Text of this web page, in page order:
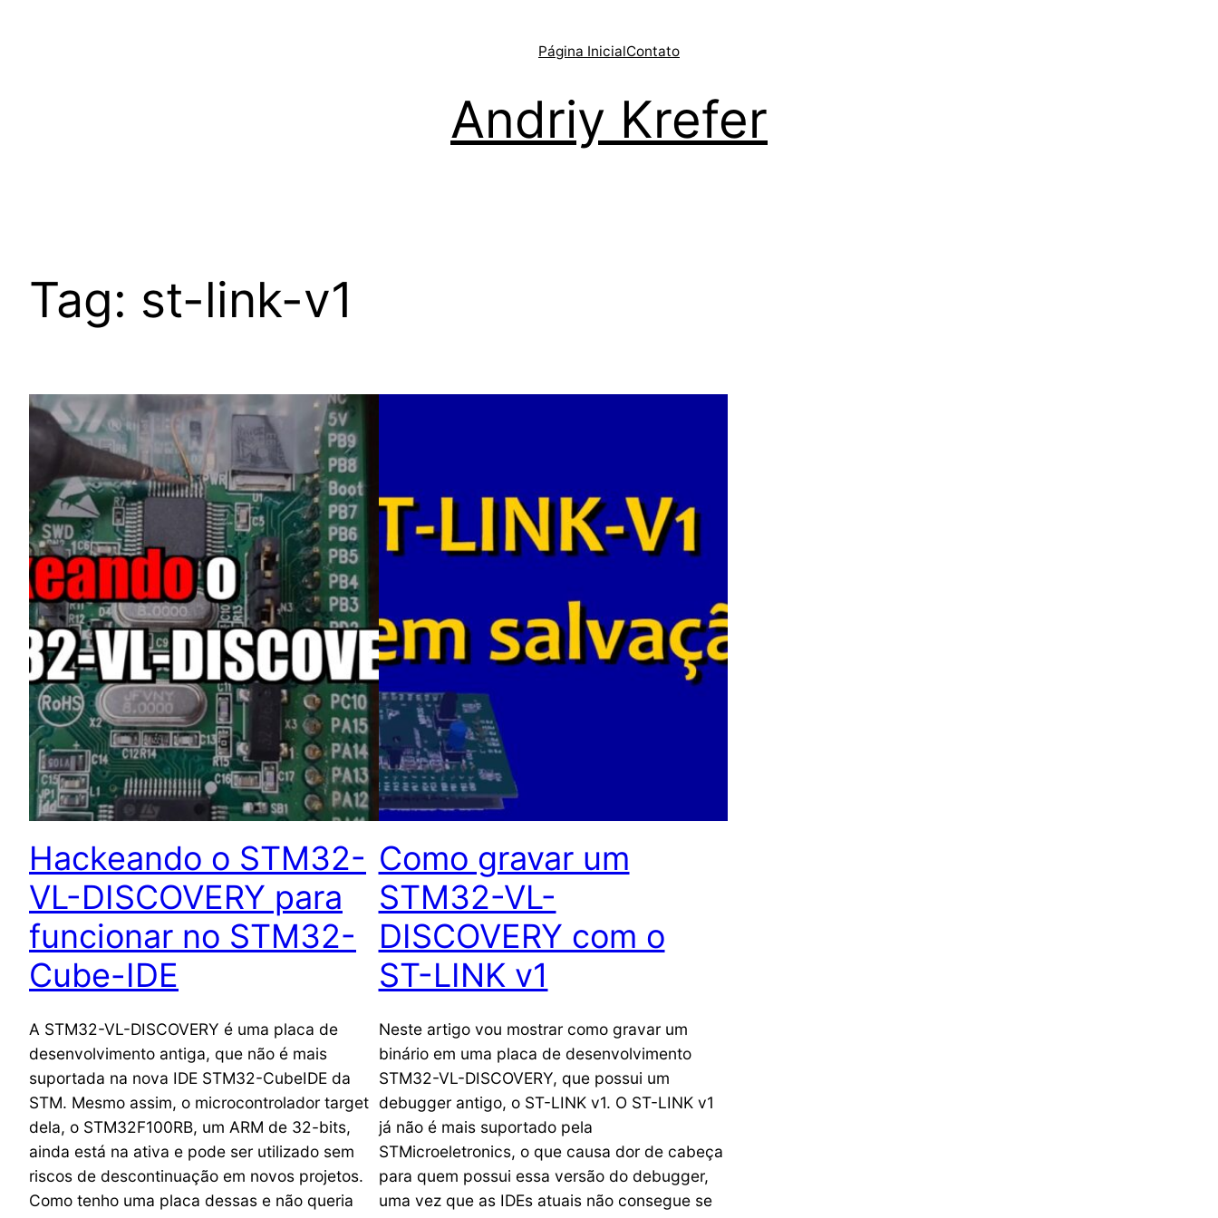
Página InicialContato
Andriy Krefer
Tag: st-link-v1
Hackeando o STM32-
VL-DISCOVERY para
funcionar no STM32-
Cube-IDE
A STM32-VL-DISCOVERY é uma placa de
desenvolvimento antiga, que não é mais
suportada na nova IDE STM32-CubeIDE da
STM. Mesmo assim, o microcontrolador target
dela, o STM32F100RB, um ARM de 32-bits,
ainda está na ativa e pode ser utilizado sem
riscos de descontinuação em novos projetos.
Como tenho uma placa dessas e não queria
Como gravar um
STM32-VL-
DISCOVERY com o
ST-LINK v1
Neste artigo vou mostrar como gravar um
binário em uma placa de desenvolvimento
STM32-VL-DISCOVERY, que possui um
debugger antigo, o ST-LINK v1. O ST-LINK v1
já não é mais suportado pela
STMicroeletronics, o que causa dor de cabeça
para quem possui essa versão do debugger,
uma vez que as IDEs atuais não consegue se